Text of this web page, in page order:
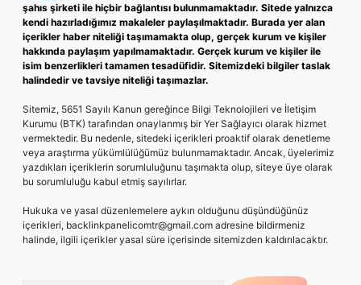
şahıs şirketi ile hiçbir bağlantısı bulunmamaktadır. Sitede yalnızca
kendi hazırladığımız makaleler paylaşılmaktadır. Burada yer alan
içerikler haber niteliği taşımamakta olup, gerçek kurum ve kişiler
hakkında paylaşım yapılmamaktadır. Gerçek kurum ve kişiler ile
isim benzerlikleri tamamen tesadüfidir. Sitemizdeki bilgiler taslak
halindedir ve tavsiye niteliği taşımazlar.
Sitemiz, 5651 Sayılı Kanun gereğince Bilgi Teknolojileri ve İletişim
Kurumu (BTK) tarafından onaylanmış bir Yer Sağlayıcı olarak hizmet
vermektedir. Bu nedenle, sitedeki içerikleri proaktif olarak denetleme
veya araştırma yükümlülüğümüz bulunmamaktadır. Ancak, üyelerimiz
yazdıkları içeriklerin sorumluluğunu taşımakta olup, siteye üye olarak
bu sorumluluğu kabul etmiş sayılırlar.
Hukuka ve yasal düzenlemelere aykırı olduğunu düşündüğünüz
içerikleri, backlinkpanelicomtr@gmail.com adresine bildirmeniz
halinde, ilgili içerikler yasal süre içerisinde sitemizden kaldırılacaktır.